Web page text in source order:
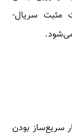
مثبت سریال-
سریع‌ساز بودن